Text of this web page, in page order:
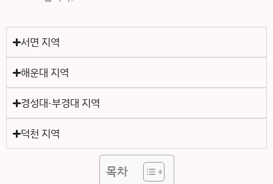
서면 지역
해운대 지역
경성대·부경대 지역
덕천 지역
목차